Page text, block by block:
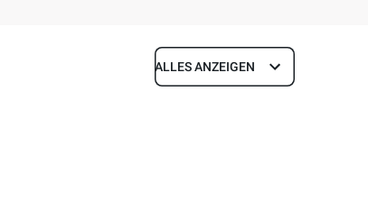
Tiefe
ALLES ANZEIGEN